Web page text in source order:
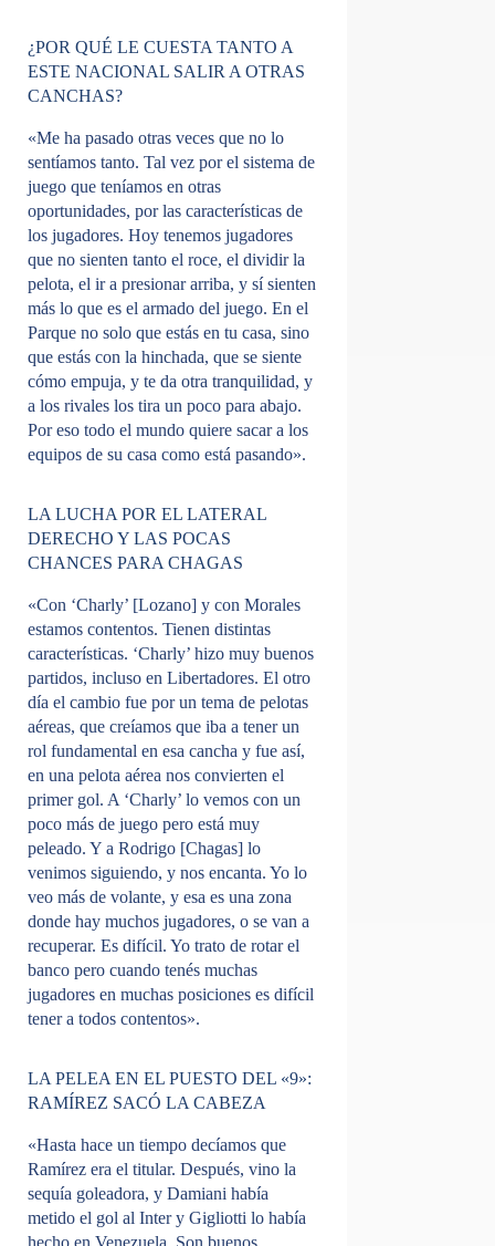
¿POR QUÉ LE CUESTA TANTO A
ESTE NACIONAL SALIR A OTRAS
CANCHAS?
«Me ha pasado otras veces que no lo
sentíamos tanto. Tal vez por el sistema de
juego que teníamos en otras
oportunidades, por las características de
los jugadores. Hoy tenemos jugadores
que no sienten tanto el roce, el dividir la
pelota, el ir a presionar arriba, y sí sienten
más lo que es el armado del juego. En el
Parque no solo que estás en tu casa, sino
que estás con la hinchada, que se siente
cómo empuja, y te da otra tranquilidad, y
a los rivales los tira un poco para abajo.
Por eso todo el mundo quiere sacar a los
equipos de su casa como está pasando».
LA LUCHA POR EL LATERAL
DERECHO Y LAS POCAS
CHANCES PARA CHAGAS
«Con ‘Charly’ [Lozano] y con Morales
estamos contentos. Tienen distintas
características. ‘Charly’ hizo muy buenos
partidos, incluso en Libertadores. El otro
día el cambio fue por un tema de pelotas
aéreas, que creíamos que iba a tener un
rol fundamental en esa cancha y fue así,
en una pelota aérea nos convierten el
primer gol. A ‘Charly’ lo vemos con un
poco más de juego pero está muy
peleado. Y a Rodrigo [Chagas] lo
venimos siguiendo, y nos encanta. Yo lo
veo más de volante, y esa es una zona
donde hay muchos jugadores, o se van a
recuperar. Es difícil. Yo trato de rotar el
banco pero cuando tenés muchas
jugadores en muchas posiciones es difícil
tener a todos contentos».
LA PELEA EN EL PUESTO DEL «9»:
RAMÍREZ SACÓ LA CABEZA
«Hasta hace un tiempo decíamos que
Ramírez era el titular. Después, vino la
sequía goleadora, y Damiani había
metido el gol al Inter y Gigliotti lo había
hecho en Venezuela. Son buenos